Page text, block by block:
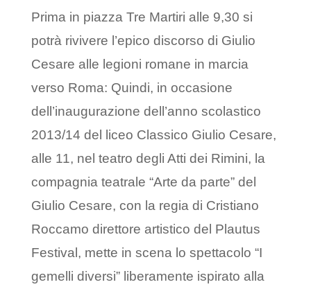
Prima in piazza Tre Martiri alle 9,30 si
potrà rivivere l’epico discorso di Giulio
Cesare alle legioni romane in marcia
verso Roma: Quindi, in occasione
dell’inaugurazione dell’anno scolastico
2013/14 del liceo Classico Giulio Cesare,
alle 11, nel teatro degli Atti dei Rimini, la
compagnia teatrale “Arte da parte” del
Giulio Cesare, con la regia di Cristiano
Roccamo direttore artistico del Plautus
Festival, mette in scena lo spettacolo “I
gemelli diversi” liberamente ispirato alla